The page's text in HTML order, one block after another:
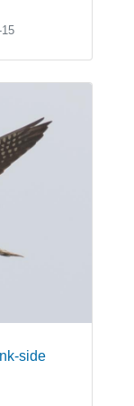
side